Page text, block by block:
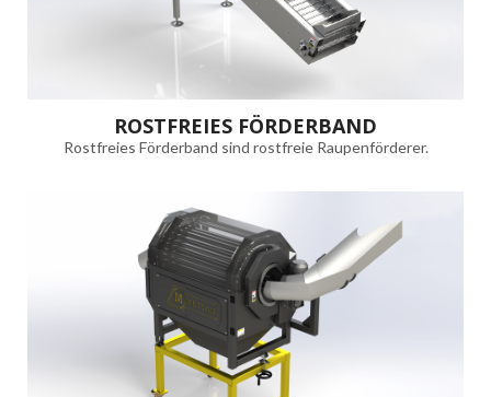
ROSTFREIES FÖRDERBAND
Rostfreies Förderband sind rostfreie Raupenförderer.